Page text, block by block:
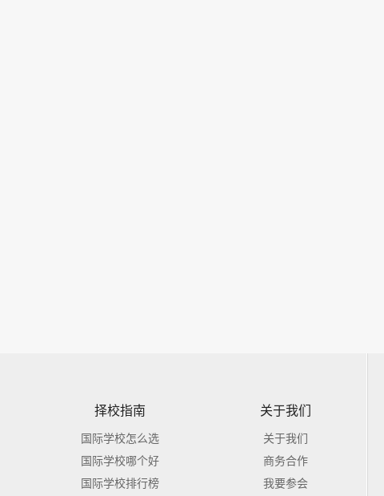
择校指南
国际学校怎么选
国际学校哪个好
国际学校排行榜
关于我们
关于我们
商务合作
我要参会